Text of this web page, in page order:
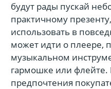
будут рады пускай
практичному
использовать в
может идти о плеере,
музыкальном
гармошке или флейте.
предпочтения